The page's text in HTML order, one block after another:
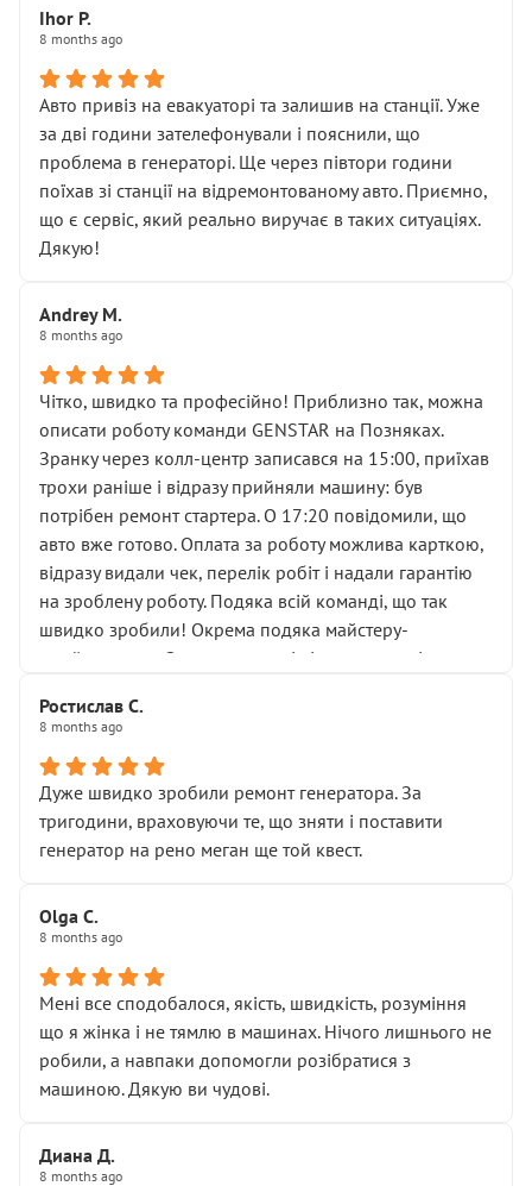
Далі ситуація тільки погіршилась:
• сказали, що тепер “потрібно знімати колеса”
• що біля авто стояти вже не можна
• почали озвучувати купу додаткових робіт без
чіткого пояснення
( ну все зняли та доробили) дякую!
Окремий момент, який виглядає абсурдно:
мені заявили, що бачок гальмівної рідини потрібно
міняти разом із головним гальмівним циліндром у
Для людини, яка хоча б трохи розуміється на техніці,
це звучить як мінімум непрофесійно, а як максимум —
спроба продати дорогий вузол замість елементарних
ущільнювачів.
Що прикро — це не перший мій візит. Раніше міняв у
вас стартер, і тоді сервіс наче справив хороше
враження. Але згодом знайшов декілька гайок під
лобовим склом. Мені пояснили, що це “старі гайки, які
відкручували”, і попросили не хвилюватися. ( надіюсь
новий власник, не застяг в полі))
Але після нинішнього візиту такі дрібниці вже не
здаються дрібницями.
Я — клієнт, який працює на довірі, і саме її цей сервіс
Хотілося б більше:
• належної уваги до авто
• прозорості в роботах і рахунках
• реальної діагностики, а не формального
“подивились і поїхав”
На жаль, складається враження, що сервіс працює не
Стосовно комунікації - все добре
Ihor P.
8 months ago
Авто привіз на евакуаторі та залишив на станції. Уже
за дві години зателефонували і пояснили, що
проблема в генераторі. Ще через півтори години
поїхав зі станції на відремонтованому авто. Приємно,
що є сервіс, який реально виручає в таких ситуаціях.
Дякую!
Andrey M.
8 months ago
Чітко, швидко та професійно! Приблизно так, можна
описати роботу команди GENSTAR на Позняках.
Зранку через колл-центр записався на 15:00, приїхав
трохи раніше і відразу прийняли машину: був
потрібен ремонт стартера. О 17:20 повідомили, що
авто вже готово. Оплата за роботу можлива карткою,
відразу видали чек, перелік робіт і надали гарантію
на зроблену роботу. Подяка всій команді, що так
швидко зробили! Окрема подяка майстеру-
приймальнику Олександру: всі чітко та по суті.
звертатися до цього автосервісу.
Ростислав С.
8 months ago
Дуже швидко зробили ремонт генератора. За
тригодини, враховуючи те, що зняти і поставити
генератор на рено меган ще той квест.
Olga С.
8 months ago
Мені все сподобалося, якість, швидкість, розуміння
що я жінка і не тямлю в машинах. Нічого лишнього не
робили, а навпаки допомогли розібратися з
машиною. Дякую ви чудові.
Диана Д.
8 months ago